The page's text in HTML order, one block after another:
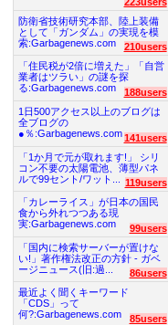
防衛省技術研究本部、陸上装備
として「ガンダム」の実現を模
索:Garbagenews.com
210users
「住民税が2倍に増えた」「自営
業者はツラい」の謎を探
る:Garbagenews.com
188users
1日500アクセス以上のブログは
全ブログの
●％:Garbagenews.com 141users
「1か月で元が取れます!」 シリ
コン不要の太陽電池、薄型パネ
ルで99セント/ワット...
119users
「カレーライス」が日本の国民
食から外れつつある現
実:Garbagenews.com
99users
「国内に検索サーバーが置けな
い!」著作権法改正の方針 - ガベ
ージニュース(旧:過...
86users
最近よく聞くキーワード
「CDS」って
何?:Garbagenews.com
85users